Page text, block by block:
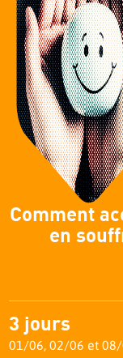
Comment
en
3 jours
01/06, 02/06 et